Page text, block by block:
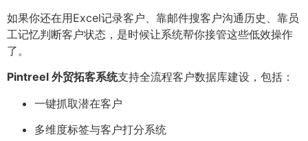
如果你还在用Excel记录客户、靠邮件搜客户沟通历史、靠员
工记忆判断客户状态，是时候让系统帮你接管这些低效操作
了。
Pintreel 外贸拓客系统支持全流程客户数据库建设，包括：
一键抓取潜在客户
多维度标签与客户打分系统